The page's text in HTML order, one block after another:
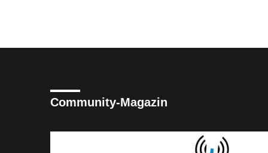
Community-Magazin